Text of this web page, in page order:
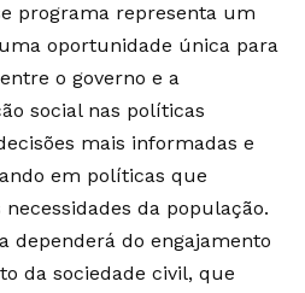
programa representa um
oportunidade única para
o governo e a
social nas políticas
mais informadas e
em políticas que
da população.
dependerá do engajamento
da sociedade civil, que